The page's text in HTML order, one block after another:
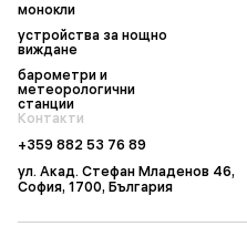
монокли
устройства за нощно
виждане
барометри и
метеорологични
станции
Контакти
+359 882 53 76 89
ул. Акад. Стефан Младенов 46,
София, 1700, България